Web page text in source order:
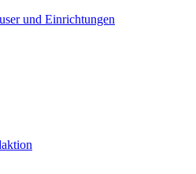
und Einrichtungen